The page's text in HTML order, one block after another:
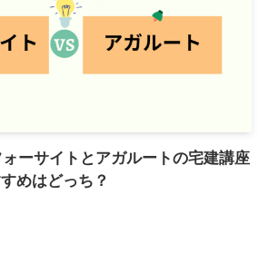
ォーサイトとアガルートの宅建講座
めはどっち？